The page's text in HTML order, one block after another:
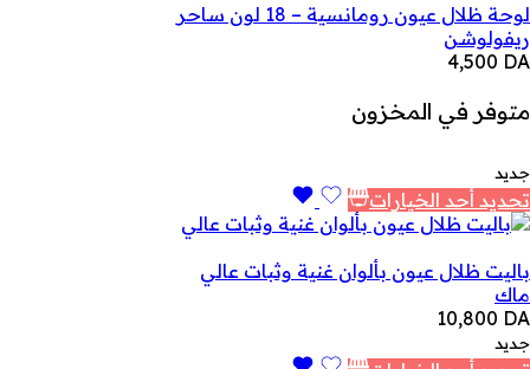
لوحة ظلال عيون رومانسية – 18 لون ساحر
ريفولوشن
4,500 DA
متوفر في المخزون
جديد
تحديد أحد الخيارات
باليت ظلال عيون بألوان غنية وثبات عالي
ماك
10,800 DA
جديد